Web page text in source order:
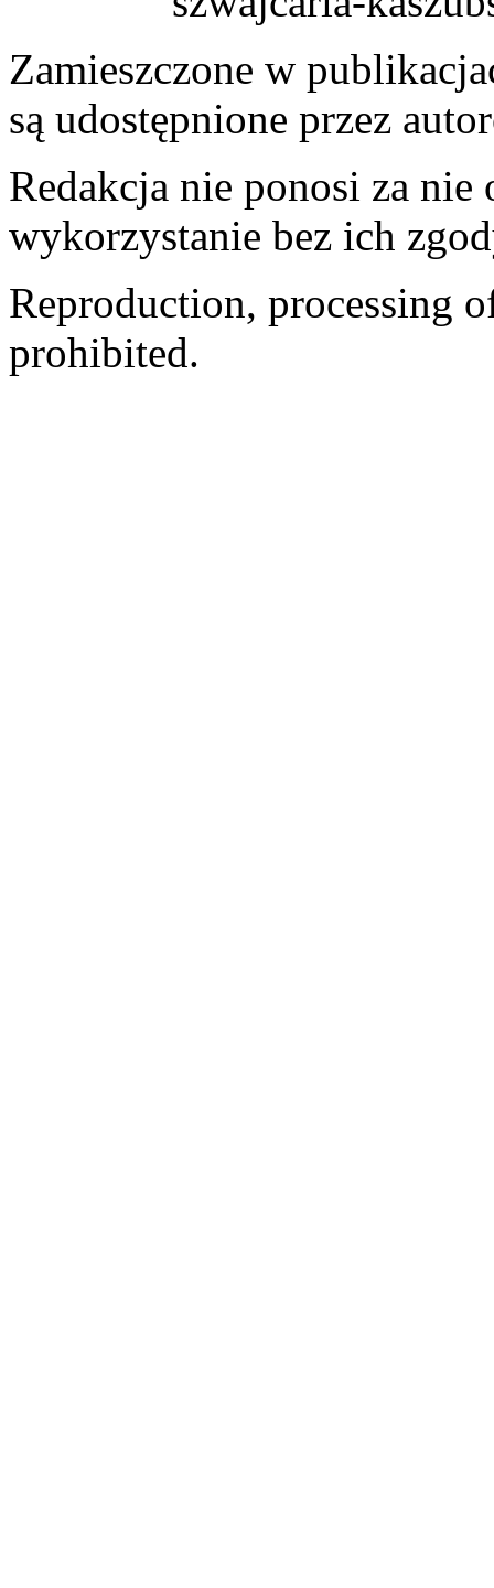
Zamieszczone w
są udostępnione przez
Redakcja nie ponosi za
wykorzystanie bez ich
Reproduction, processing
prohibited.